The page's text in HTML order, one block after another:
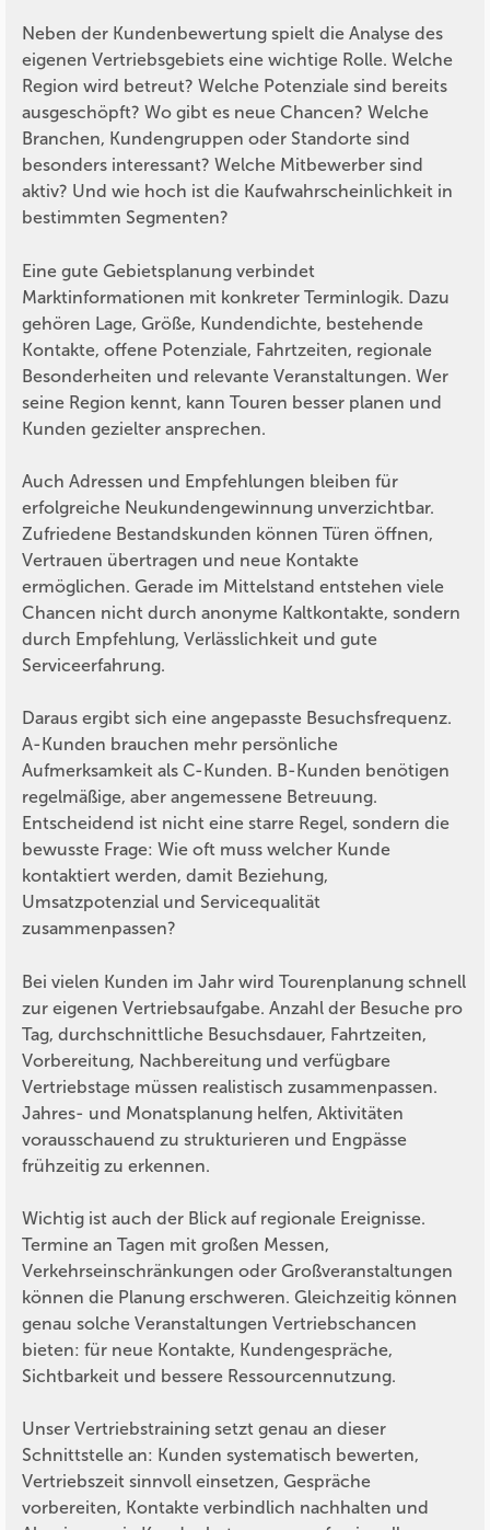
Neben der Kundenbewertung spielt die Analyse des
eigenen Vertriebsgebiets eine wichtige Rolle. Welche
Region wird betreut? Welche Potenziale sind bereits
ausgeschöpft? Wo gibt es neue Chancen? Welche
Branchen, Kundengruppen oder Standorte sind
besonders interessant? Welche Mitbewerber sind
aktiv? Und wie hoch ist die Kaufwahrscheinlichkeit in
bestimmten Segmenten?
Eine gute Gebietsplanung verbindet
Marktinformationen mit konkreter Terminlogik. Dazu
gehören Lage, Größe, Kundendichte, bestehende
Kontakte, offene Potenziale, Fahrtzeiten, regionale
Besonderheiten und relevante Veranstaltungen. Wer
seine Region kennt, kann Touren besser planen und
Kunden gezielter ansprechen.
Auch Adressen und Empfehlungen bleiben für
erfolgreiche Neukundengewinnung unverzichtbar.
Zufriedene Bestandskunden können Türen öffnen,
Vertrauen übertragen und neue Kontakte
ermöglichen. Gerade im Mittelstand entstehen viele
Chancen nicht durch anonyme Kaltkontakte, sondern
durch Empfehlung, Verlässlichkeit und gute
Serviceerfahrung.
Daraus ergibt sich eine angepasste Besuchsfrequenz.
A-Kunden brauchen mehr persönliche
Aufmerksamkeit als C-Kunden. B-Kunden benötigen
regelmäßige, aber angemessene Betreuung.
Entscheidend ist nicht eine starre Regel, sondern die
bewusste Frage: Wie oft muss welcher Kunde
kontaktiert werden, damit Beziehung,
Umsatzpotenzial und Servicequalität
zusammenpassen?
Bei vielen Kunden im Jahr wird Tourenplanung schnell
zur eigenen Vertriebsaufgabe. Anzahl der Besuche pro
Tag, durchschnittliche Besuchsdauer, Fahrtzeiten,
Vorbereitung, Nachbereitung und verfügbare
Vertriebstage müssen realistisch zusammenpassen.
Jahres- und Monatsplanung helfen, Aktivitäten
vorausschauend zu strukturieren und Engpässe
frühzeitig zu erkennen.
Wichtig ist auch der Blick auf regionale Ereignisse.
Termine an Tagen mit großen Messen,
Verkehrseinschränkungen oder Großveranstaltungen
können die Planung erschweren. Gleichzeitig können
genau solche Veranstaltungen Vertriebschancen
bieten: für neue Kontakte, Kundengespräche,
Sichtbarkeit und bessere Ressourcennutzung.
Unser Vertriebstraining setzt genau an dieser
Schnittstelle an: Kunden systematisch bewerten,
Vertriebszeit sinnvoll einsetzen, Gespräche
vorbereiten, Kontakte verbindlich nachhalten und